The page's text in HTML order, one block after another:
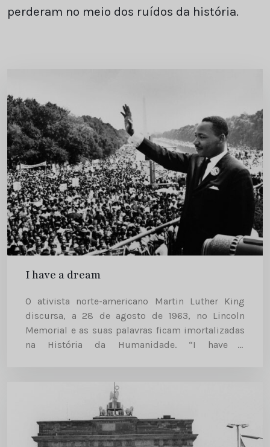
perderam no meio dos ruídos da história.
I have a dream
O ativista norte-americano Martin Luther King
discursa, a 28 de agosto de 1963, no Lincoln
Memorial e as suas palavras ficam imortalizadas
na História da Humanidade. “I have a